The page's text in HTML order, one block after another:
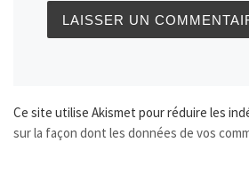
Ce site utilise Akismet pour réduire les
sur la façon dont les données de vos